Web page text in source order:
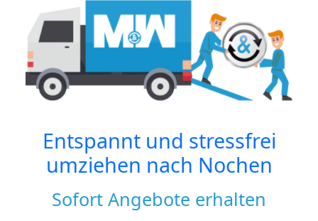
Entspannt und stressfrei
umziehen nach Nochen
Sofort Angebote erhalten